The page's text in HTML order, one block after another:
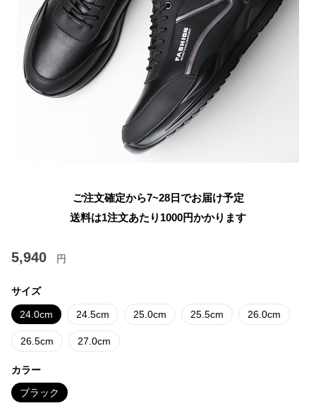
ご注文確定から7~28日でお届け予定
送料は1注文あたり 1000円かかります
5,940 円
サイズ
24.0cm 24.5cm 25.0cm 25.5cm 26.0cm
26.5cm 27.0cm
カラー
ブラック